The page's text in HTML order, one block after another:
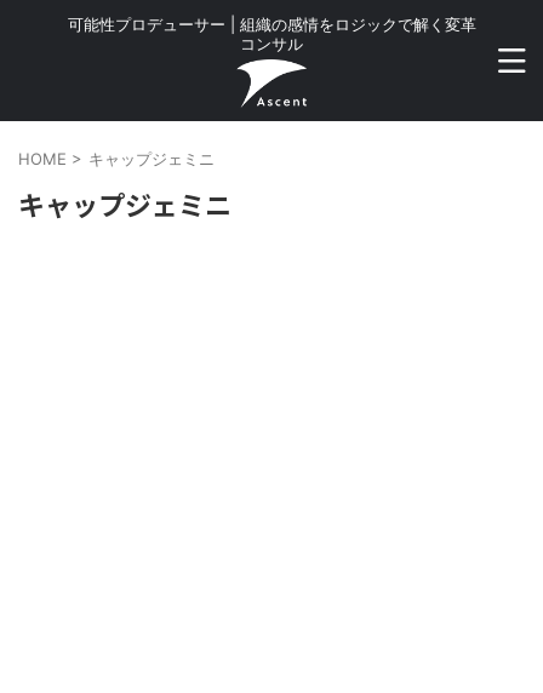
可能性プロデューサー | 組織の感情をロジックで解く変革
コンサル
HOME > キャップジェミニ
キャップジェミニ